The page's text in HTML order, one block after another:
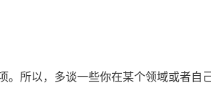
所以，多谈一些你在某个领域或者自